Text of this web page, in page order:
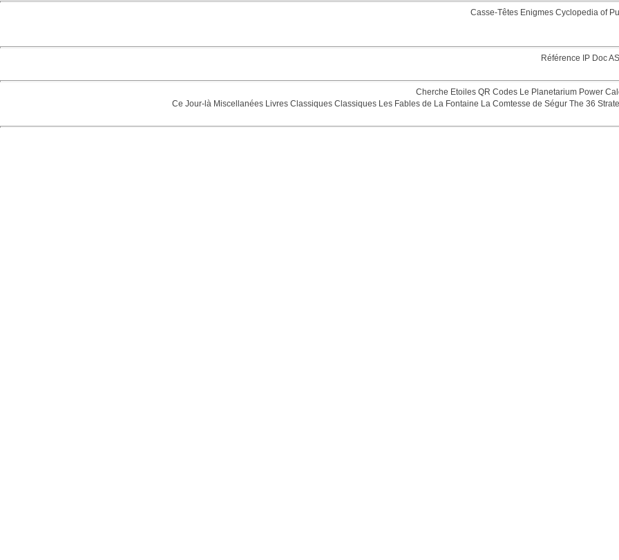
Casse-Têtes Enigmes Cyclopedia of
Référence IP Doc
Cherche Etoiles QR Codes Le Planetarium Power
Ce Jour-là Miscellanées Livres Classiques Classiques Les Fables de La Fontaine La Comtesse de Ségur The 36